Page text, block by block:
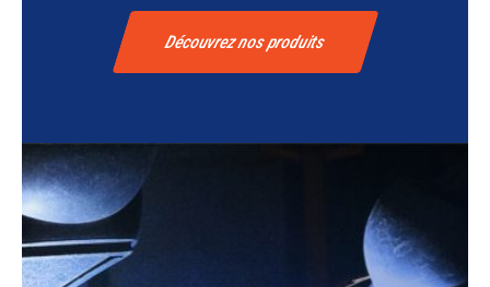
Découvrez nos produits